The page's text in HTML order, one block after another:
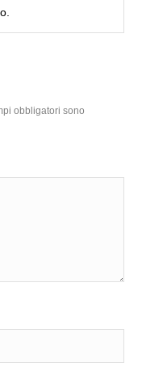
obbligatori sono